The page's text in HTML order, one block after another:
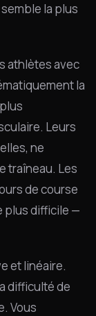
la plus
athlètes avec
la
Leurs
ne
traîneau. Les
de course
plus difficile —
et linéaire.
difficulté de
Vous